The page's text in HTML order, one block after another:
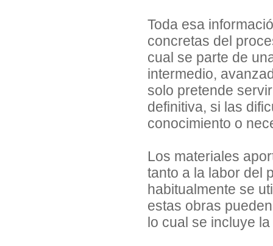
Toda esa
concretas del
cual se parte de
intermedio,
solo pretende
definitiva, si las
conocimiento o
Los materiales
tanto a la labor del
habitualmente se
estas obras
lo cual se incluye